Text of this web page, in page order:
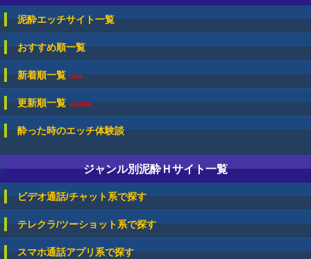
泥酔エッチサイト一覧
おすすめ順一覧
新着順一覧new
更新順一覧update
酔った時のエッチ体験談
ジャンル別泥酔Ｈサイト一覧
ビデオ通話/チャット系で探す
テレクラ/ツーショット系で探す
スマホ通話アプリ系で探す